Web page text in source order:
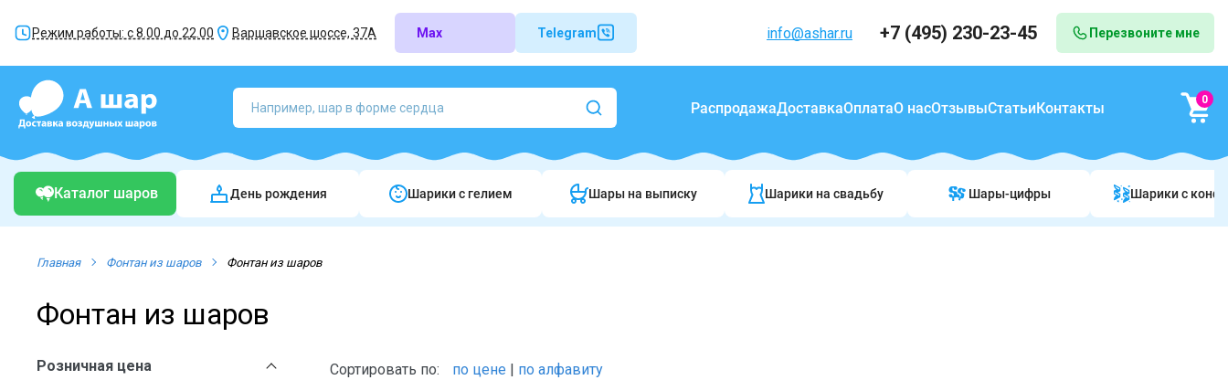
Режим работы: с 8.00 до 22.00 Варшавское шоссе, 37А Max Telegram info@ashar.ru +7 (495) 230-23-45 Перезвоните мне
РаспродажаДоставкаОплатаО насОтзывыСтатьиКонтакты 0
Каталог шаров День рождения Шарики c гелием Шары на выписку Шарики на свадьбу Шары-цифры Шарики c
Главная Фонтан из шаров Фонтан из шаров
Фонтан из шаров
Розничная цена Сортировать по: по цене по алфавиту